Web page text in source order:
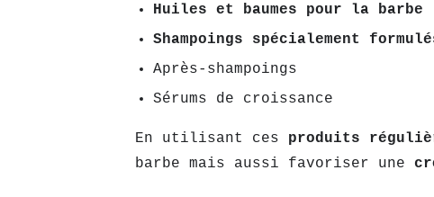
Huiles et baumes pour la barbe
Shampoings spécialement
Après-shampoings
Sérums de croissance
En utilisant ces produits
barbe mais aussi favoriser une